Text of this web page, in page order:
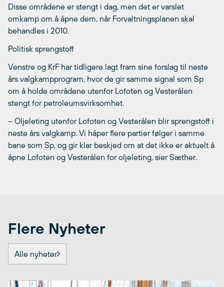
Disse områdene er stengt i dag, men det er varslet
omkamp om å åpne dem, når Forvaltningsplanen skal
behandles i 2010.
Politisk sprengstoff
Venstre og KrF har tidligere lagt fram sine forslag til neste
års valgkampprogram, hvor de gir samme signal som Sp
om å holde områdene utenfor Lofoten og Vesterålen
stengt for petroleumsvirksomhet.
– Oljeleting utenfor Lofoten og Vesterålen blir sprengstoff i
neste års valgkamp. Vi håper flere partier følger i samme
bane som Sp, og gir klar beskjed om at det ikke er aktuelt å
åpne Lofoten og Vesterålen for oljeleting, sier Sæther.
Flere Nyheter
Alle nyheter